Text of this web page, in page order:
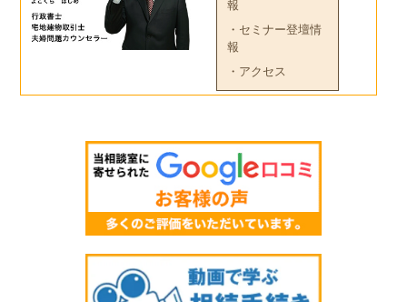
報
・セミナー登壇情
報
・アクセス